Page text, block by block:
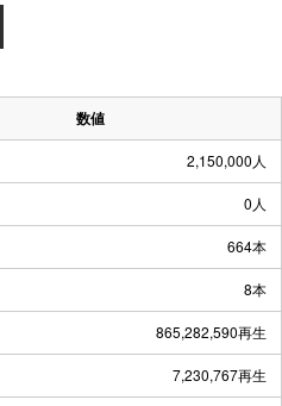
数値
2,150,000人
0人
664本
8本
865,282,590再生
7,230,767再生